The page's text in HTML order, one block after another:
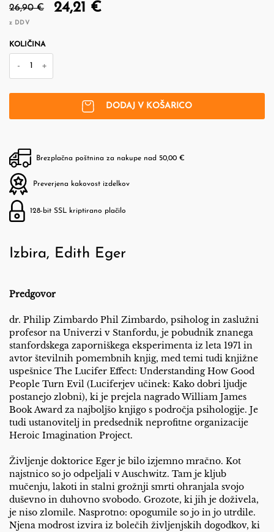
26,90 € 24,21 €
z DDV
KOLIČINA
- +
DODAJ V KOŠARICO
Brezplačna poštnina za nakupe nad 50,00 €
Preverjena kakovost izdelkov
128-bit SSL kriptirano plačilo
Izbira, Edith Eger
Predgovor
dr. Philip Zimbardo Phil Zimbardo, psiholog in zaslužni
profesor na Univerzi v Stanfordu, je pobudnik znanega
stanfordskega zaporniškega eksperimenta iz leta 1971 in
avtor številnih pomembnih knjig, med temi tudi knjižne
uspešnice The Lucifer Effect: Understanding How Good
People Turn Evil (Luciferjev učinek: Kako dobri ljudje
postanejo zlobni), ki je prejela nagrado William James
Book Award za najboljšo knjigo s področja psihologije. Je
tudi ustanovitelj in predsednik neprofitne organizacije
Heroic Imagination Project.
Življenje doktorice Eger je bilo izjemno mračno. Kot
najstnico so jo odpeljali v Auschwitz. Tam je kljub
mučenju, lakoti in stalni grožnji smrti ohranjala svojo
duševno in duhovno svobodo. Grozote, ki jih je doživela,
je niso zlomile. Nasprotno: opogumile so jo in jo utrdile.
Njena modrost izvira iz bolečih življenjskih dogodkov, ki